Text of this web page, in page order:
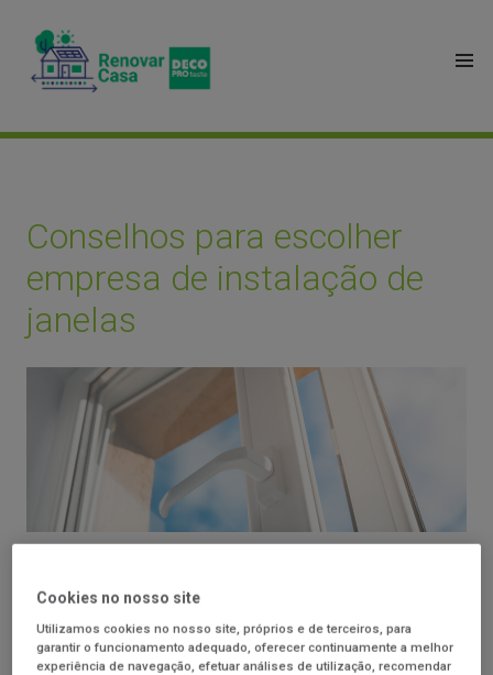
Conselhos para escolher
empresa de instalação de
janelas
traz poupanças na fatura da eletricidade e maior conforto
térmico. Veja os principaisconselhos da DECO PROteste
para escolher um instalador.
Cookies no nosso site
Utilizamos cookies no nosso site, próprios e de terceiros, para
garantir o funcionamento adequado, oferecer continuamente a melhor
experiência de navegação, efetuar análises de utilização, recomendar